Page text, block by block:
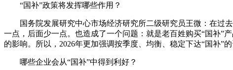
“国补”政策将发挥哪些作用？
国务院发展研究中心市场经济研究所二级研究员王微：在过去
一点，后面少一点。也造成了一个问题：就是老百姓购买“国补”
的影响。所以，2026年更加强调按季度、均衡、稳定下达“国补”
哪些企业会从“国补”中得到利好？